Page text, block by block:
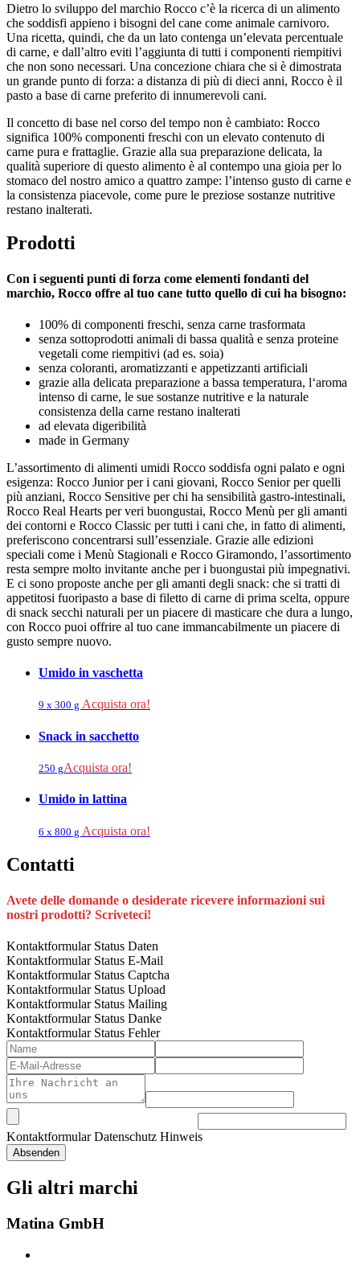
Dietro lo sviluppo del marchio Rocco c’è la ricerca di un alimento
che soddisfi appieno i bisogni del cane come animale carnivoro.
Una ricetta, quindi, che da un lato contenga un’elevata percentuale
di carne, e dall’altro eviti l’aggiunta di tutti i componenti riempitivi
che non sono necessari. Una concezione chiara che si è dimostrata
un grande punto di forza: a distanza di più di dieci anni, Rocco è il
pasto a base di carne preferito di innumerevoli cani.
Il concetto di base nel corso del tempo non è cambiato: Rocco
significa 100% componenti freschi con un elevato contenuto di
carne pura e frattaglie. Grazie alla sua preparazione delicata, la
qualità superiore di questo alimento è al contempo una gioia per lo
stomaco del nostro amico a quattro zampe: l’intenso gusto di carne e
la consistenza piacevole, come pure le preziose sostanze nutritive
restano inalterati.
Prodotti
Con i seguenti punti di forza come elementi fondanti del
marchio, Rocco offre al tuo cane tutto quello di cui ha bisogno:
100% di componenti freschi, senza carne trasformata
senza sottoprodotti animali di bassa qualità e senza proteine
vegetali come riempitivi (ad es. soia)
senza coloranti, aromatizzanti e appetizzanti artificiali
grazie alla delicata preparazione a bassa temperatura, l‘aroma
intenso di carne, le sue sostanze nutritive e la naturale
consistenza della carne restano inalterati
ad elevata digeribilità
made in Germany
L’assortimento di alimenti umidi Rocco soddisfa ogni palato e ogni
esigenza: Rocco Junior per i cani giovani, Rocco Senior per quelli
più anziani, Rocco Sensitive per chi ha sensibilità gastro-intestinali,
Rocco Real Hearts per veri buongustai, Rocco Menù per gli amanti
dei contorni e Rocco Classic per tutti i cani che, in fatto di alimenti,
preferiscono concentrarsi sull’essenziale. Grazie alle edizioni
speciali come i Menù Stagionali e Rocco Giramondo, l’assortimento
resta sempre molto invitante anche per i buongustai più impegnativi.
E ci sono proposte anche per gli amanti degli snack: che si tratti di
appetitosi fuoripasto a base di filetto di carne di prima scelta, oppure
di snack secchi naturali per un piacere di masticare che dura a lungo,
con Rocco puoi offrire al tuo cane immancabilmente un piacere di
gusto sempre nuovo.
Umido in vaschetta
9 x 300 g Acquista ora!
Snack in sacchetto
250 gAcquista ora!
Umido in lattina
6 x 800 g Acquista ora!
Contatti
Avete delle domande o desiderate ricevere informazioni sui
nostri prodotti? Scriveteci!
Kontaktformular Status Daten
Kontaktformular Status E-Mail
Kontaktformular Status Captcha
Kontaktformular Status Upload
Kontaktformular Status Mailing
Kontaktformular Status Danke
Kontaktformular Status Fehler
Kontaktformular Datenschutz Hinweis
Gli altri marchi
Matina GmbH